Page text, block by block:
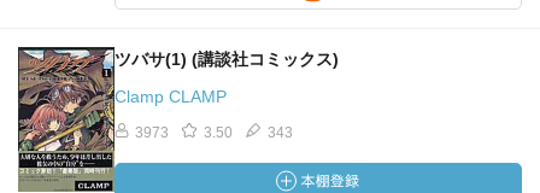
ツバサ(1) (講談社コミックス)
Clamp CLAMP
3973 3.50 343